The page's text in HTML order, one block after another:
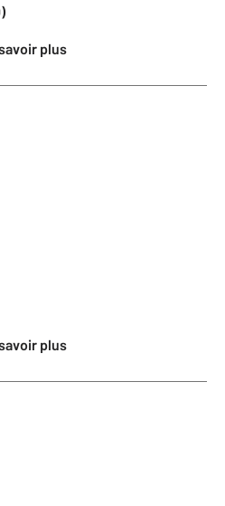
savoir plus
savoir plus